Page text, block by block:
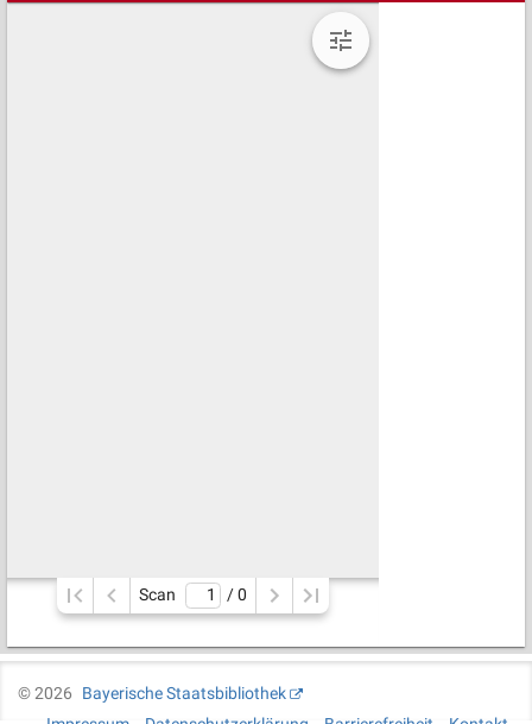
Scan / 0
©2026
Bayerische Staatsbibliothek